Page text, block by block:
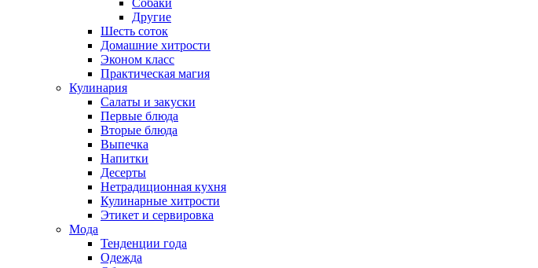
Собаки
Другие
Шесть соток
Домашние хитрости
Эконом класс
Практическая магия
Кулинария
Салаты и закуски
Первые блюда
Вторые блюда
Выпечка
Напитки
Десерты
Нетрадиционная кухня
Кулинарные хитрости
Этикет и сервировка
Мода
Тенденции года
Одежда